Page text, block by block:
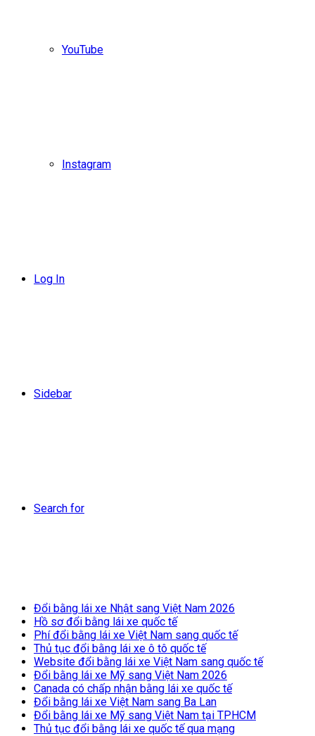
YouTube
Instagram
Log In
Sidebar
Search for
Đổi bằng lái xe Nhật sang Việt Nam 2026
Hồ sơ đổi bằng lái xe quốc tế
Phí đổi bằng lái xe Việt Nam sang quốc tế
Thủ tục đổi bằng lái xe ô tô quốc tế
Website đổi bằng lái xe Việt Nam sang quốc tế
Đổi bằng lái xe Mỹ sang Việt Nam 2026
Canada có chấp nhận bằng lái xe quốc tế
Đổi bằng lái xe Việt Nam sang Ba Lan
Đổi bằng lái xe Mỹ sang Việt Nam tại TPHCM
Thủ tục đổi bằng lái xe quốc tế qua mạng